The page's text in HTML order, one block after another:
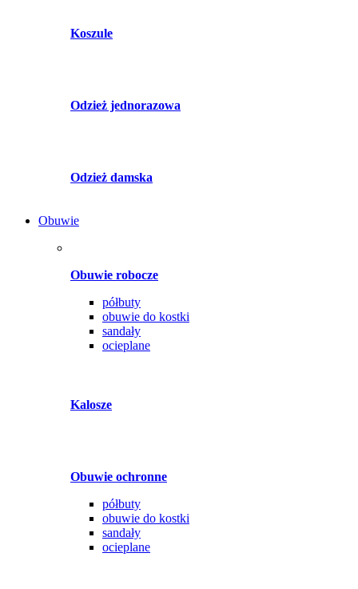
Koszule
Odzież jednorazowa
Odzież damska
Obuwie
Obuwie robocze
półbuty
obuwie do kostki
sandały
ocieplane
Kalosze
Obuwie ochronne
półbuty
obuwie do kostki
sandały
ocieplane